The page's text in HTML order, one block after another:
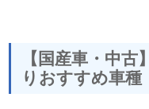
【国産車・中
りおすすめ車種